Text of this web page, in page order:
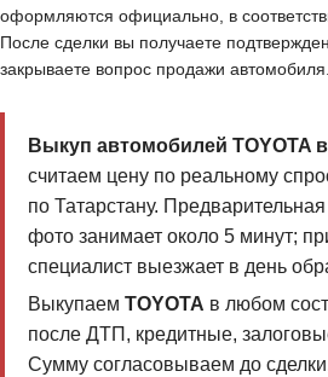
оформляются официально, в
После сделки вы получаете
закрываете вопрос продажи автомобиля.
Выкуп автомобилей TOYOTA
считаем цену по реальному
по Татарстану.
фото занимает около 5 минут;
специалист выезжает в день
Выкупаем TOYOTA в любом
после ДТП, кредитные,
Сумму согласовываем до